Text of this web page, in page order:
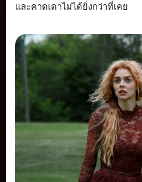
และคาดเดาไม่ได้ยิ่งกว่าที่เคย